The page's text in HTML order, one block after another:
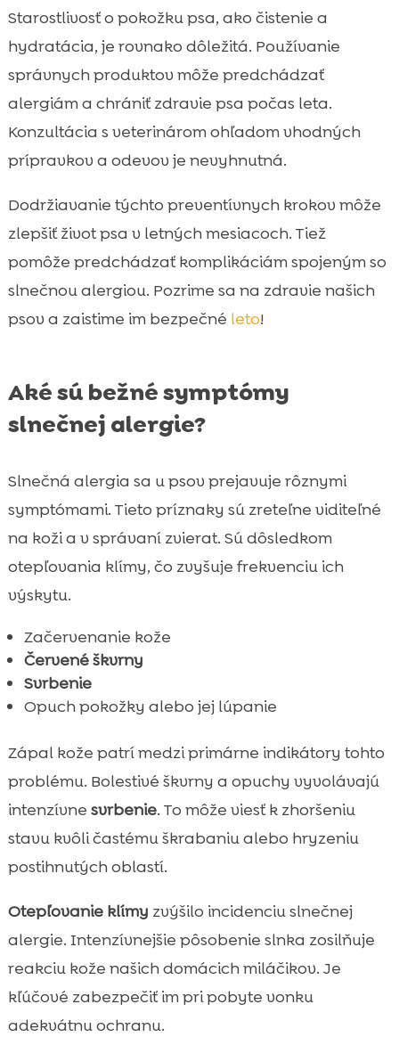
Starostlivosť o pokožku psa, ako čistenie a
hydratácia, je rovnako dôležitá. Používanie
správnych produktov môže predchádzať
alergiám a chrániť zdravie psa počas leta.
Konzultácia s veterinárom ohľadom vhodných
prípravkov a odevov je nevyhnutná.
Dodržiavanie týchto preventívnych krokov môže
zlepšiť život psa v letných mesiacoch. Tiež
pomôže predchádzať komplikáciám spojeným so
slnečnou alergiou. Pozrime sa na zdravie našich
psov a zaistime im bezpečné leto!
Aké sú bežné symptómy
slnečnej alergie?
Slnečná alergia sa u psov prejavuje rôznymi
symptómami. Tieto príznaky sú zreteľne viditeľné
na koži a v správaní zvierat. Sú dôsledkom
otepľovania klímy, čo zvyšuje frekvenciu ich
výskytu.
Začervenanie kože
Červené škvrny
Svrbenie
Opuch pokožky alebo jej lúpanie
Zápal kože patrí medzi primárne indikátory tohto
problému. Bolestivé škvrny a opuchy vyvolávajú
intenzívne svrbenie. To môže viesť k zhoršeniu
stavu kvôli častému škrabaniu alebo hryzeniu
postihnutých oblastí.
Otepľovanie klímy zvýšilo incidenciu slnečnej
alergie. Intenzívnejšie pôsobenie slnka zosilňuje
reakciu kože našich domácich miláčikov. Je
kľúčové zabezpečiť im pri pobyte vonku
adekvátnu ochranu.